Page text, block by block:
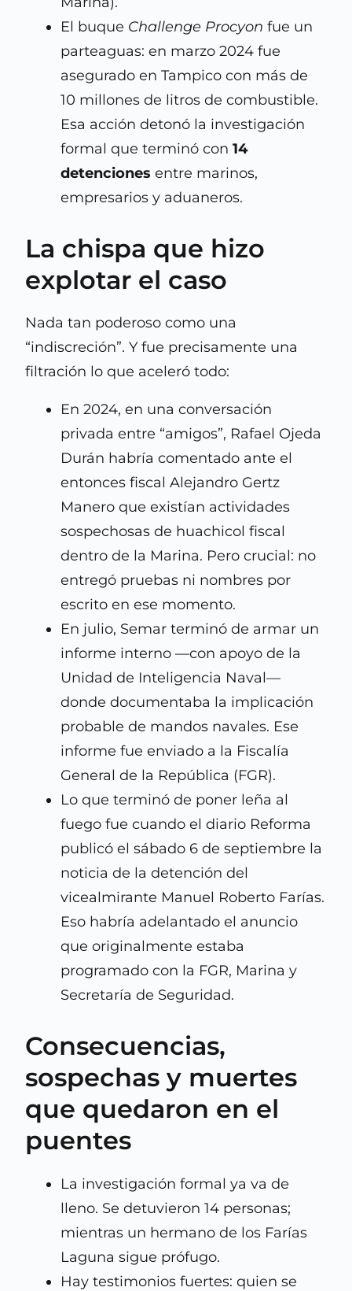
El buque Challenge Procyon fue un
parteaguas: en marzo 2024 fue
asegurado en Tampico con más de
10 millones de litros de combustible.
Esa acción detonó la investigación
formal que terminó con14
detenciones entre marinos,
empresarios y aduaneros.
La chispa que hizo
explotar el caso
Nada tan poderoso como una
“indiscreción”. Y fue precisamente una
filtración lo que aceleró todo:
En 2024, en una conversación
privada entre “amigos”, Rafael Ojeda
Durán habría comentado ante el
entonces fiscal Alejandro Gertz
Manero que existían actividades
sospechosas de huachicol fiscal
dentro de la Marina. Pero crucial: no
entregó pruebas ni nombres por
escrito en ese momento.
En julio, Semar terminó de armar un
informe interno —con apoyo de la
Unidad de Inteligencia Naval—
donde documentaba la implicación
probable de mandos navales. Ese
informe fue enviado a la Fiscalía
General de la República (FGR).
Lo que terminó de poner leña al
fuego fue cuando el diario Reforma
publicó el sábado 6 de septiembre la
noticia de la detención del
vicealmirante Manuel Roberto Farías.
Eso habría adelantado el anuncio
que originalmente estaba
programado con la FGR, Marina y
Secretaría de Seguridad.
Consecuencias,
sospechas y muertes
que quedaron en el
puentes
La investigación formal ya va de
lleno. Se detuvieron 14 personas;
mientras un hermano de los Farías
Laguna sigue prófugo.
Hay testimonios fuertes: quien se